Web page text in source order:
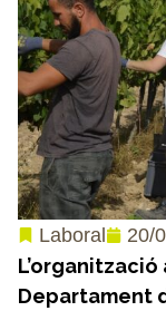
Laboral 20/
Departament